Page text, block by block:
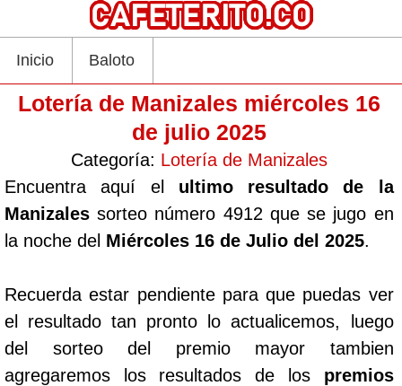
Inicio Baloto
Lotería de Manizales miércoles 16
de julio 2025
Categoría: Lotería de Manizales
Encuentra aquí el ultimo resultado de la
Manizales sorteo número 4912 que se jugo en
la noche del Miércoles 16 de Julio del 2025.
Recuerda estar pendiente para que puedas ver
el resultado tan pronto lo actualicemos, luego
del sorteo del premio mayor tambien
agregaremos los resultados de los premios